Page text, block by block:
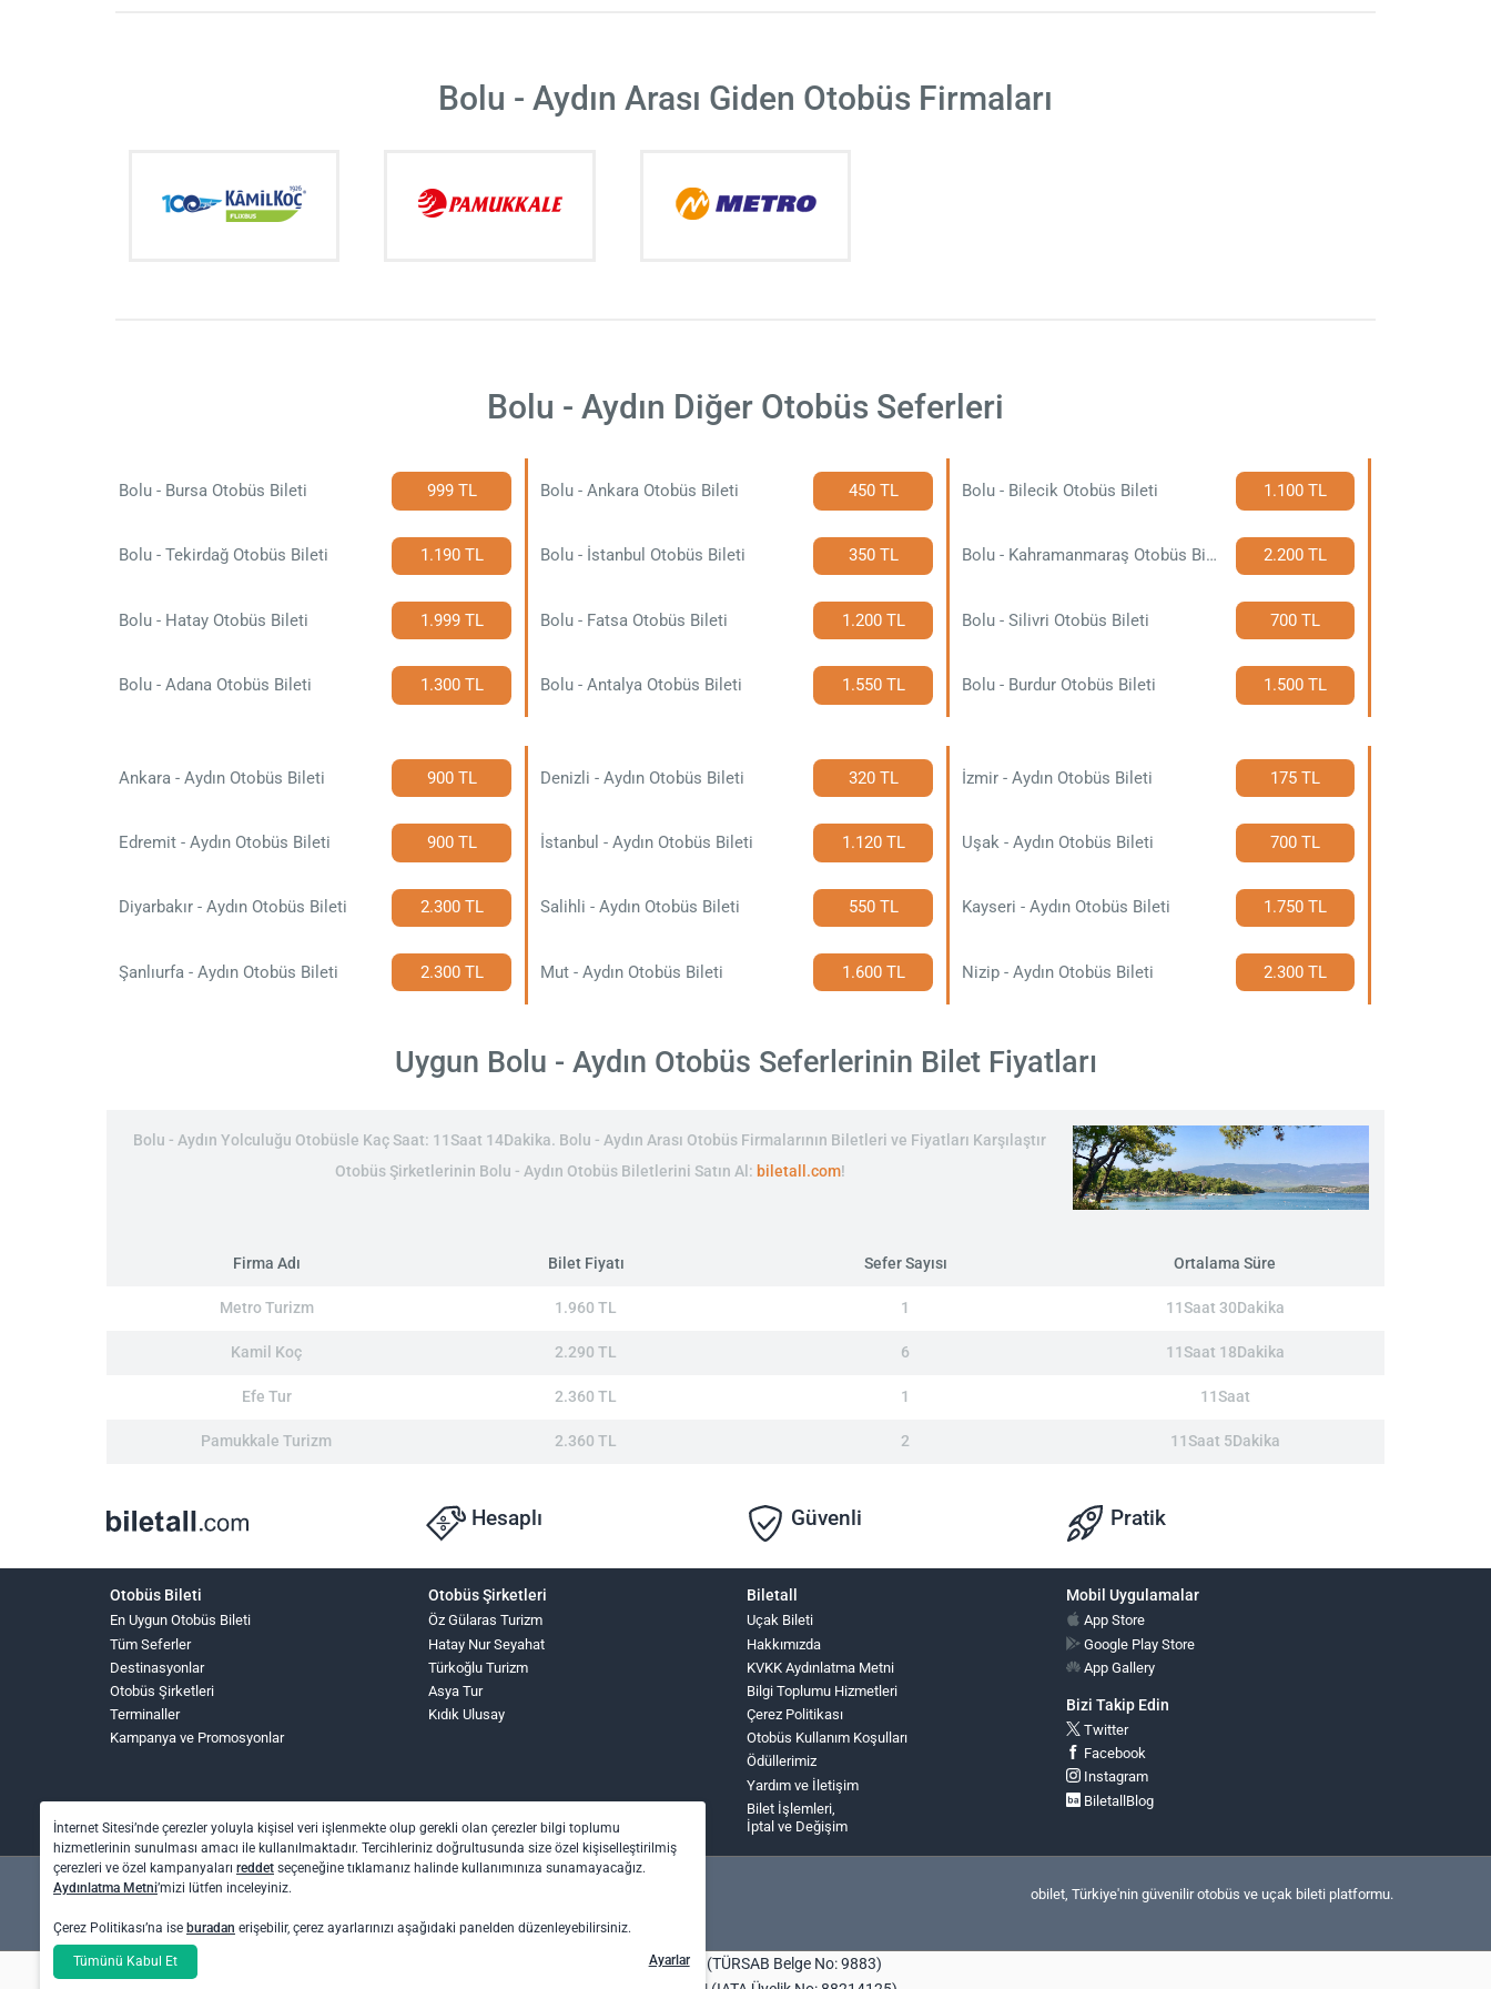
Bolu - Aydın Arası Giden Otobüs Firmaları
Bolu - Aydın Diğer Otobüs Seferleri
Bolu - Bursa Otobüs Bileti 999 TL Bolu - Ankara Otobüs Bileti 450 TL Bolu - Bilecik Otobüs Bileti 1.100 TL
Bolu - Tekirdağ Otobüs Bileti 1.190 TL Bolu - İstanbul Otobüs Bileti 350 TL Bolu - Kahramanmaraş Otobüs Bileti 2.200 TL
Bolu - Hatay Otobüs Bileti 1.999 TL Bolu - Fatsa Otobüs Bileti 1.200 TL Bolu - Silivri Otobüs Bileti 700 TL
Bolu - Adana Otobüs Bileti 1.300 TL Bolu - Antalya Otobüs Bileti 1.550 TL Bolu - Burdur Otobüs Bileti 1.500 TL
Ankara - Aydın Otobüs Bileti 900 TL Denizli - Aydın Otobüs Bileti 320 TL İzmir - Aydın Otobüs Bileti 175 TL
Edremit - Aydın Otobüs Bileti 900 TL İstanbul - Aydın Otobüs Bileti 1.120 TL Uşak - Aydın Otobüs Bileti 700 TL
Diyarbakır - Aydın Otobüs Bileti 2.300 TL Salihli - Aydın Otobüs Bileti 550 TL Kayseri - Aydın Otobüs Bileti 1.750 TL
Şanlıurfa - Aydın Otobüs Bileti 2.300 TL Mut - Aydın Otobüs Bileti 1.600 TL Nizip - Aydın Otobüs Bileti 2.300 TL
Uygun Bolu - Aydın Otobüs Seferlerinin Bilet Fiyatları
Bolu - Aydın Yolculuğu Otobüsle Kaç Saat: 11Saat 14Dakika. Bolu - Aydın Arası Otobüs Firmalarının Biletleri ve Fiyatları Karşılaştır
Otobüs Şirketlerinin Bolu - Aydın Otobüs Biletlerini Satın Al: biletall.com!
Firma Adı Bilet Fiyatı Sefer Sayısı Ortalama Süre
Metro Turizm 1.960 TL 1 11Saat 30Dakika
Kamil Koç 2.290 TL 6 11Saat 18Dakika
Efe Tur 2.360 TL 1 11Saat
Pamukkale Turizm 2.360 TL 2 11Saat 5Dakika
Hesaplı Güvenli Pratik
Otobüs Bileti
En Uygun Otobüs Bileti
Tüm Seferler
Destinasyonlar
Otobüs Şirketleri
Terminaller
Kampanya ve Promosyonlar
Otobüs Şirketleri
Öz Gülaras Turizm
Hatay Nur Seyahat
Türkoğlu Turizm
Asya Tur
Kıdık Ulusay
Biletall
Uçak Bileti
Hakkımızda
KVKK Aydınlatma Metni
Bilgi Toplumu Hizmetleri
Çerez Politikası
Otobüs Kullanım Koşulları
Ödüllerimiz
Yardım ve İletişim
Bilet İşlemleri,
İptal ve Değişim
Mobil Uygulamalar
App Store
Google Play Store
App Gallery
Bizi Takip Edin
Twitter
Facebook
Instagram
BiletallBlog
obilet, Türkiye'nin güvenilir otobüs ve uçak bileti platformu.
Otel rezervasyon ve otobüs bileti işlemleri için: Obilet.com Turizm Seyahat Acentası (TÜRSAB Belge No: 9883)
İnternet Sitesi’nde çerezler yoluyla kişisel veri işlenmekte olup gerekli olan çerezler bilgi toplumu
hizmetlerinin sunulması amacı ile kullanılmaktadır. Tercihleriniz doğrultusunda size özel kişiselleştirilmiş
çerezleri ve özel kampanyaları reddet seçeneğine tıklamanız halinde kullanımınıza sunamayacağız.
Aydınlatma Metni’mizi lütfen inceleyiniz.
Çerez Politikası’na ise buradan erişebilir, çerez ayarlarınızı aşağıdaki panelden düzenleyebilirsiniz.
Tümünü Kabul Et Ayarlar